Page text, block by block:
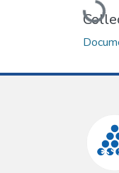
Loading...